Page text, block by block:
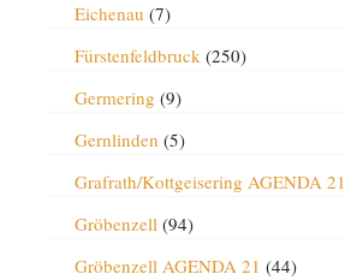
Eichenau (7)
Fürstenfeldbruck(250)
Germering (9)
Gernlinden (5)
Grafrath/Kottgeisering AGENDA 21
Gröbenzell(94)
Gröbenzell AGENDA 21 (44)